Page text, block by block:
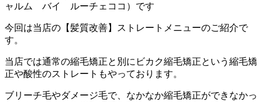
ャルム バイ ルーチェココ）です
今回は当店の【髪質改善】ストレートメニューのご紹介で
す。
当店では通常の縮毛矯正と別にビカク縮毛矯正という縮毛矯
正や酸性のストレートもやっております。
ブリーチ毛やダメージ毛で、なかなか縮毛矯正ができなかっ